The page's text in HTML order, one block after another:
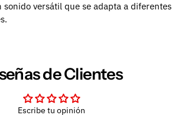
sonido versátil que se adapta a diferentes
de Clientes
Escribe tu opinión